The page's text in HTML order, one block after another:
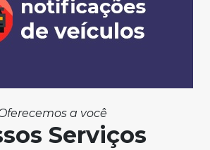
a você
Serviços